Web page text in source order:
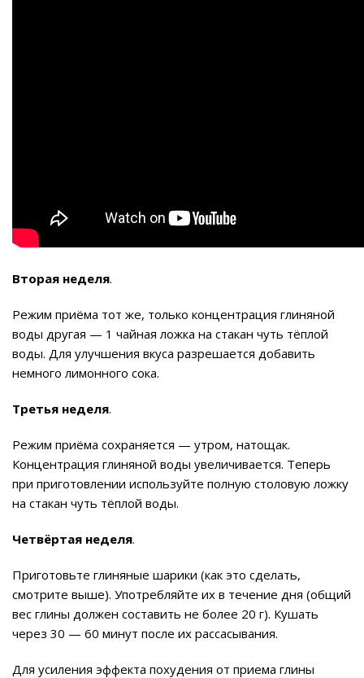
Вторая неделя.
Режим приёма тот же, только концентрация глиняной
воды другая — 1 чайная ложка на стакан чуть тёплой
воды. Для улучшения вкуса разрешается добавить
немного лимонного сока.
Третья неделя.
Режим приёма сохраняется — утром, натощак.
Концентрация глиняной воды увеличивается. Теперь
при приготовлении используйте полную столовую ложку
на стакан чуть тёплой воды.
Четвёртая неделя.
Приготовьте глиняные шарики (как это сделать,
смотрите выше). Употребляйте их в течение дня (общий
вес глины должен составить не более 20 г). Кушать
через 30 — 60 минут после их рассасывания.
Для усиления эффекта похудения от приема глины